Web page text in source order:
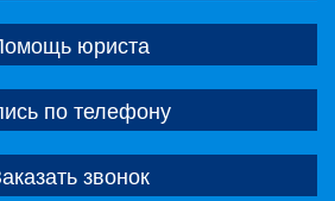
юриста
по телефону
звонок